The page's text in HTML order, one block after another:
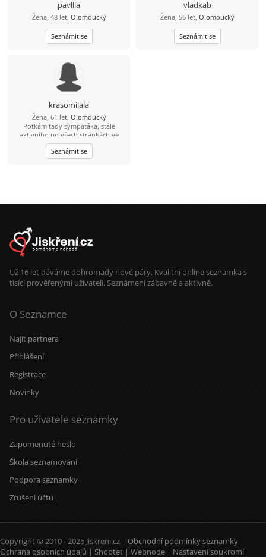
rodiny,:-)
pavllla
Žena, 48 let, Olomoucký
Seznámit se
vladkab
Žena, 56 let, Olomoucký
Seznámit se
krasomilala
Žena, 61 let, Olomoucký
Potkám tady sympaťáka, stále
aktivního po všech stránkách ve
věku 59-64 let nad 182 cm?
Seznámit se
Už 16 let dáváme dohromady nové páry. Kvalitní online seznamka s
tisíci prověřenými uživateli. Seznámení zábavně a aktivně.
O Seznamce
Najít partnera
Přihlášení
Registrace
Novinky
Pro uživatele seznamky
Zapomenuté heslo
Škola seznamování
Podpora seznamky
Zrušení účtu
Copyright © 2010 - 2026 Jiskreni.cz | Obchodní podmínky seznamky |
Ochrana osobních údajů | Shoptet | Webnode | Nastavení soukromí